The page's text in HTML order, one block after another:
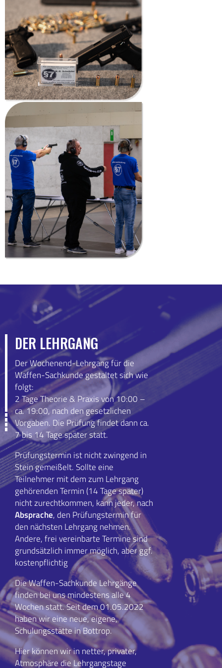
DER LEHRGANG
Der Wochenend-Lehrgang für die
Waffen-Sachkunde gestaltet sich wie
folgt:
2 Tage Theorie & Praxis von 10:00 –
ca. 19:00, nach den gesetzlichen
Vorgaben. Die Prüfung findet dann ca.
7 bis 14 Tage später statt.
Prüfungstermin ist nicht zwingend in
Stein gemeißelt. Sollte eine
Teilnehmer mit dem zum Lehrgang
gehörenden Termin (14 Tage später)
nicht zurechtkommen, kann jeder, nach
Absprache, den Prüfungstermin für
den nächsten Lehrgang nehmen.
Andere, frei vereinbarte Termine sind
grundsätzlich immer möglich, aber ggf.
kostenpflichtig
Die Waffen-Sachkunde Lehrgänge
finden bei uns mindestens alle 4
Wochen statt. Seit dem 01.05.2022
haben wir eine neue, eigene,
Schulungsstätte in Bottrop.
Hier können wir in netter, privater,
Atmosphäre die Lehrgangstage